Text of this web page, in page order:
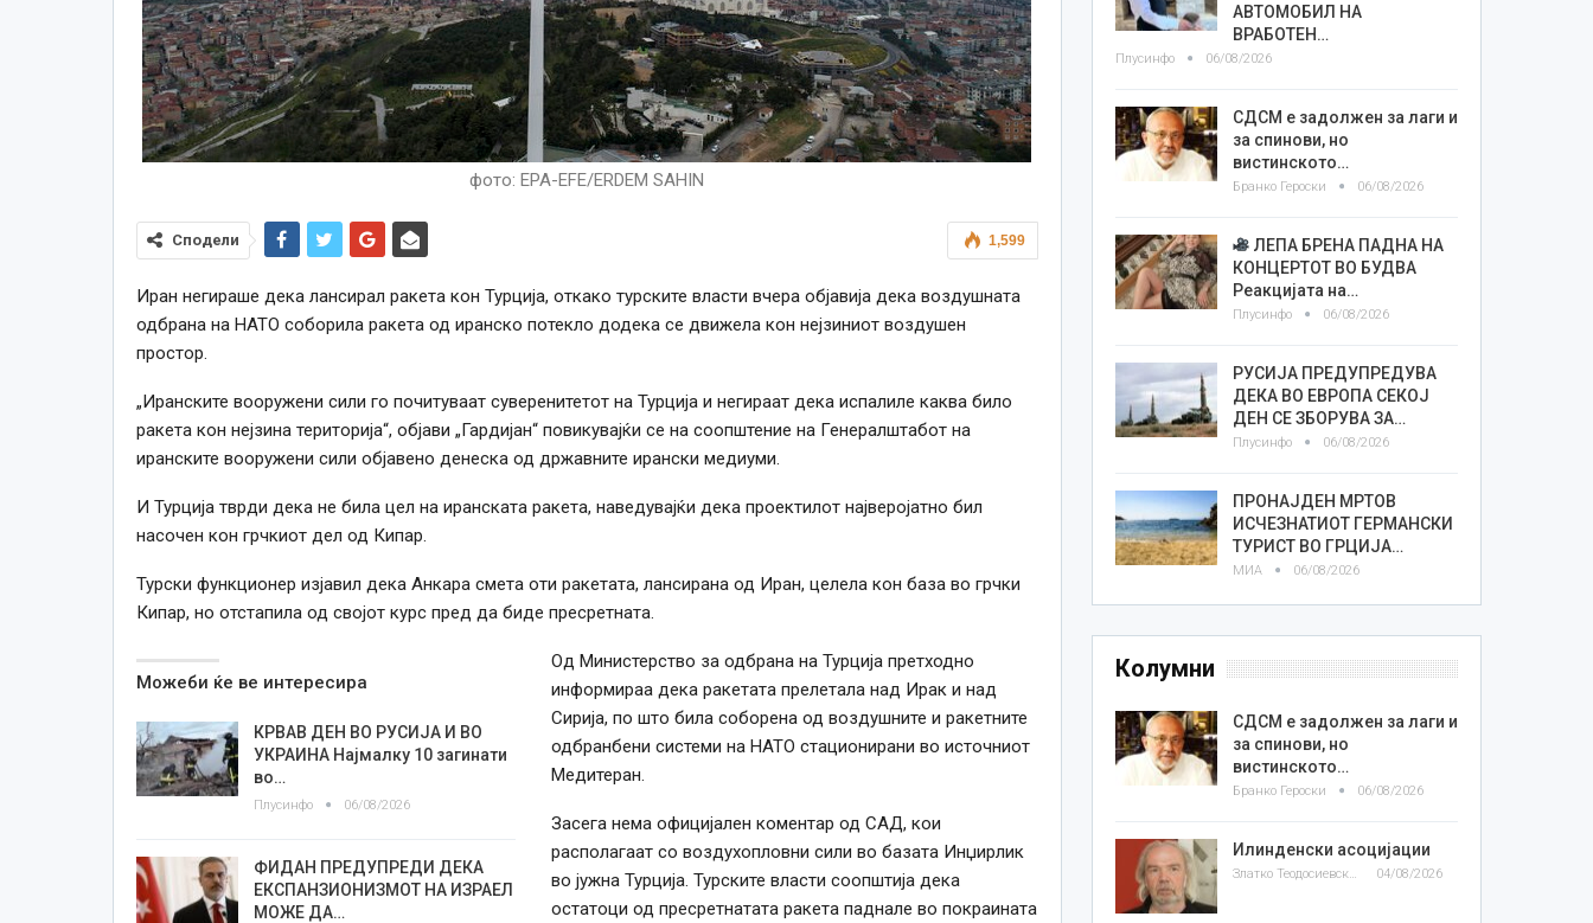
фото: EPA-EFE/ERDEM SAHIN
1,599
Сподели
Иран негираше дека лансирал ракета кон Турција, откако турските власти вчера објавија дека воздушната
одбрана на НАТО соборила ракета од иранско потекло додека се движела кон нејзиниот воздушен
простор.
„Иранските вооружени сили го почитуваат суверенитетот на Турција и негираат дека испалиле каква било
ракета кон нејзина територија“, објави „Гардијан“ повикувајќи се на соопштение на Генералштабот на
иранските вооружени сили објавено денеска од државните ирански медиуми.
И Турција тврди дека не била цел на иранската ракета, наведувајќи дека проектилот најверојатно бил
насочен кон грчкиот дел од Кипар.
Турски функционер изјавил дека Анкара смета оти ракетата, лансирана од Иран, целела кон база во грчки
Кипар, но отстапила од својот курс пред да биде пресретната.
Можеби ќе ве интересира
КРВАВ ДЕН ВО РУСИЈА И ВО
УКРАИНА Најмалку 10 загинати
во…
Плусинфо 06/08/2026
ФИДАН ПРЕДУПРЕДИ ДЕКА
ЕКСПАНЗИОНИЗМОТ НА ИЗРАЕЛ
МОЖЕ ДА…
Од Министерство за одбрана на Турција претходно
информираа дека ракетата прелетала над Ирак и над
Сирија, по што била соборена од воздушните и ракетните
одбранбени системи на НАТО стационирани во источниот
Медитеран.
Засега нема официјален коментар од САД, кои
располагаат со воздухопловни сили во базата Инџирлик
во јужна Турција. Турските власти соопштија дека
остатоци од пресретнатата ракета паднале во покраината
АВТОМОБИЛ НА
ВРАБОТЕН…
Плусинфо 06/08/2026
СДСМ е задолжен за лаги и
за спинови, но
вистинското…
Бранко Героски 06/08/2026
ЛЕПА БРЕНА ПАДНА НА
КОНЦЕРТОТ ВО БУДВА
Реакцијата на…
Плусинфо 06/08/2026
РУСИЈА ПРЕДУПРЕДУВА
ДЕКА ВО ЕВРОПА СЕКОЈ
ДЕН СЕ ЗБОРУВА ЗА…
Плусинфо 06/08/2026
ПРОНАЈДЕН МРТОВ
ИСЧЕЗНАТИОТ ГЕРМАНСКИ
ТУРИСТ ВО ГРЦИЈА…
МИА 06/08/2026
Колумни
СДСМ е задолжен за лаги и
за спинови, но
вистинското…
Бранко Героски 06/08/2026
Илинденски асоцијации
Златко Теодосиевски 04/08/2026